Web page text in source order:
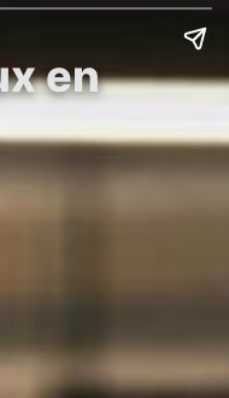
en